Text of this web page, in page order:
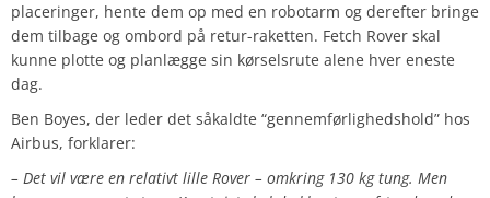
placeringer, hente dem op med en robotarm og derefter bringe
dem tilbage og ombord på retur-raketten. Fetch Rover skal
kunne plotte og planlægge sin kørselsrute alene hver eneste
dag.
Ben Boyes, der leder det såkaldte “gennemførlighedshold” hos
Airbus, forklarer:
– Det vil være en relativt lille Rover – omkring 130 kg tung. Men